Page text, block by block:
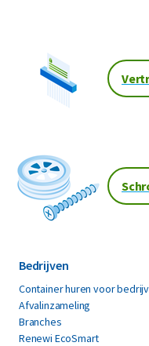
Bedrijven
Container huren voor
Afvalinzameling
Branches
Renewi EcoSmart